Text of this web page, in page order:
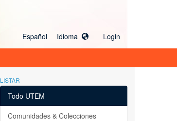
Español Idioma Login
LISTAR
Todo UTEM
Comunidades & Colecciones